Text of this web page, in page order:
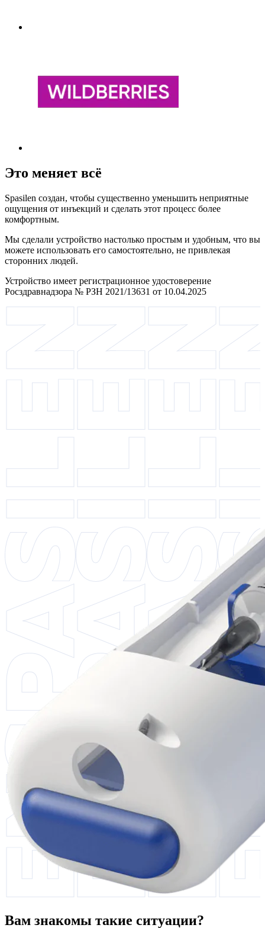
Это меняет всё
Spasilen создан, чтобы существенно уменьшить неприятные
ощущения от инъекций и сделать этот процесс более
комфортным.
Мы сделали устройство настолько простым и удобным, что вы
можете использовать его самостоятельно, не привлекая
сторонних людей.
Устройство имеет регистрационное удостоверение
Росздравнадзора № РЗН 2021/13631 от 10.04.2025
Вам знакомы такие ситуации?